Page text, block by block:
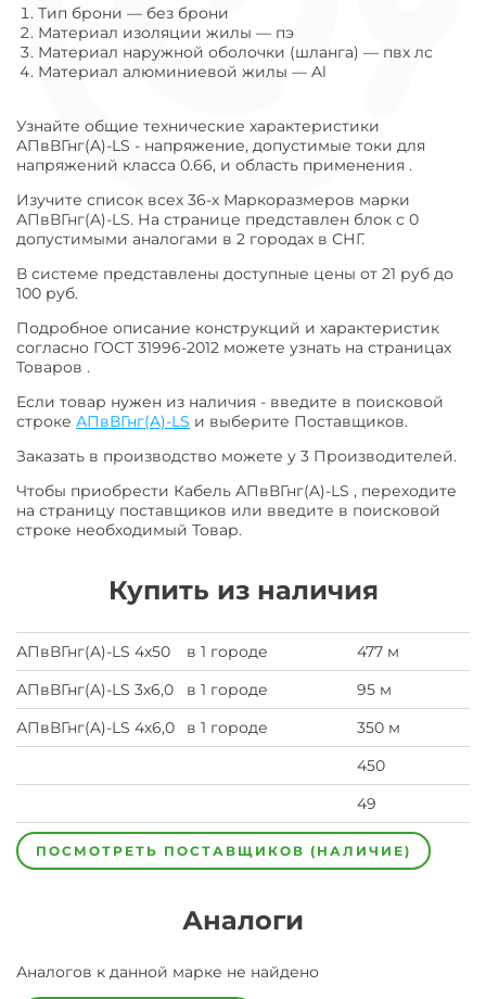
Тип брони — без брони
Материал изоляции жилы — пэ
Материал наружной оболочки (шланга) — пвх лс
Материал алюминиевой жилы — Al
Узнайте общие технические характеристики
АПвВГнг(A)-LS - напряжение, допустимые токи для
напряжений класса 0.66, и область применения .
Изучите список всех 36-х Маркоразмеров марки
АПвВГнг(A)-LS. На странице представлен блок с 0
допустимыми аналогами в 2 городах в СНГ.
В системе представлены доступные цены от 21 руб до
100 руб.
Подробное описание конструкций и характеристик
согласно ГОСТ 31996-2012 можете узнать на страницах
Товаров .
Если товар нужен из наличия - введите в поисковой
строке АПвВГнг(A)-LS и выберите Поставщиков.
Заказать в производство можете у 3 Производителей.
Чтобы приобрести Кабель АПвВГнг(A)-LS , переходите
на страницу поставщиков или введите в поисковой
строке необходимый Товар.
Купить из наличия
АПвВГнг(A)-LS 4х50 в 1 городе
477 м
АПвВГнг(A)-LS 3х6,0
в 1 городе
95 м
АПвВГнг(A)-LS 4х6,0
в 1 городе
350 м
450
49
ПОСМОТРЕТЬ ПОСТАВЩИКОВ (НАЛИЧИЕ)
Аналоги
Аналогов к данной марке не найдено